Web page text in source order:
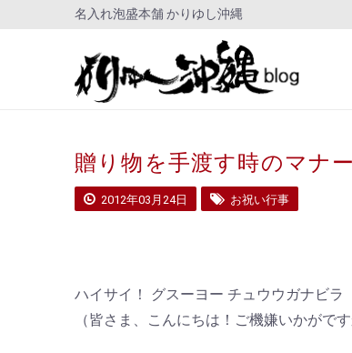
名入れ泡盛本舗 かりゆし沖縄
贈り物を手渡す時のマナー
2012年03月24日 お祝い行事
ハイサイ！ グスーヨー チュウウガナビラ
（皆さま、こんにちは！ご機嫌いかがです